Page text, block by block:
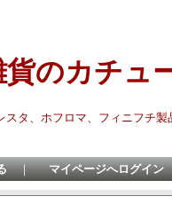
貨のカチュ
スタ、ホフロマ、フィニフチ
｜ マイページへログイン